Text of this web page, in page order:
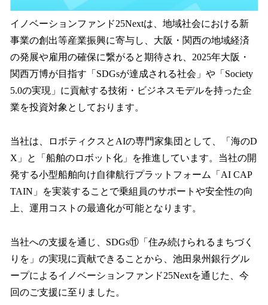
イノベーションファンド25Nextは、地域社会における新
事業の創出等産業振興に寄与し、大阪・関西の地域経済
の発展や雇用の確保に繋がると期待され、2025年大阪・
関西万博が目指す「SDGsが達成される社会」や「Society
5.0の実現」に貢献する技術・ビジネスモデルを持った企
業を投資対象としております。
当社は、ロボティクスとAIの専門家集団として、「海のD
X」と「船舶のロボット化」を推進しています。当社の開
発する小型船舶向け自律航行プラットフォーム「AI CAP
TAIN」を実装することで乗組員のサポートや安全性の向
上、運用コストの最適化が可能となります。
当社への支援を通じ、SDGs⑪「住み続けられるまちづく
りを」の実現に貢献できることから、池田泉州銀行グル
ープによるイノベーションファンド25Nextを通じた、今
回のご支援に至りました。